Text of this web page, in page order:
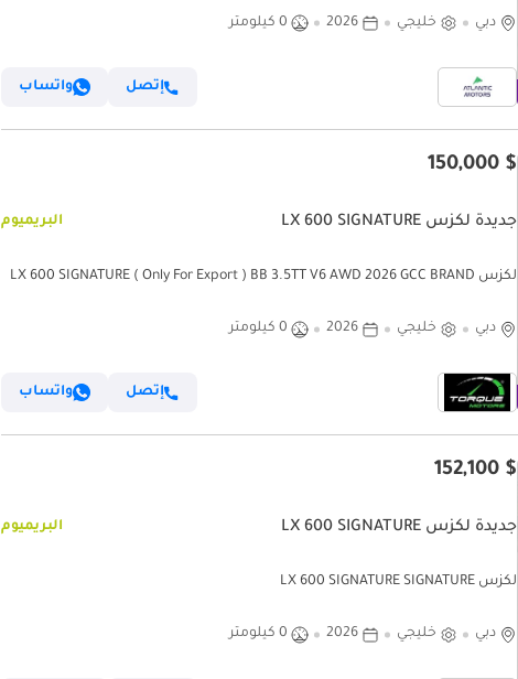
دبي خليجي 2026 0 كيلومتر
إتصل واتساب
$ 150,000
جديدة لكزس LX 600 SIGNATURE البريميوم
لكزس LX 600 SIGNATURE ( Only For Export ) BB 3.5TT V6 AWD 2026 GCC BRAND
دبي خليجي 2026 0 كيلومتر
إتصل واتساب
$ 152,100
جديدة لكزس LX 600 SIGNATURE البريميوم
لكزس LX 600 SIGNATURE SIGNATURE
دبي خليجي 2026 0 كيلومتر